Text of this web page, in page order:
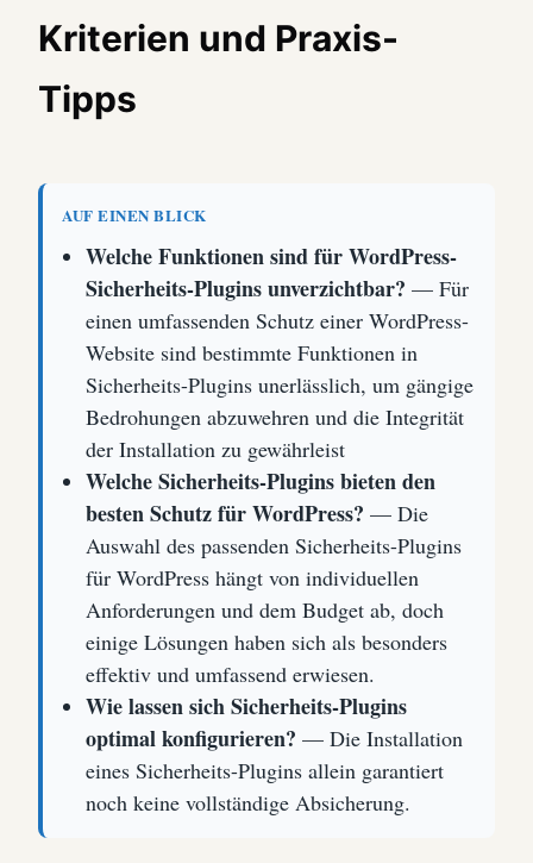
Kriterien und Praxis-
Tipps
AUF EINEN BLICK
Welche Funktionen sind für WordPress-
Sicherheits-Plugins unverzichtbar? — Für
einen umfassenden Schutz einer WordPress-
Website sind bestimmte Funktionen in
Sicherheits-Plugins unerlässlich, um gängige
Bedrohungen abzuwehren und die Integrität
der Installation zu gewährleist
Welche Sicherheits-Plugins bieten den
besten Schutz für WordPress? — Die
Auswahl des passenden Sicherheits-Plugins
für WordPress hängt von individuellen
Anforderungen und dem Budget ab, doch
einige Lösungen haben sich als besonders
effektiv und umfassend erwiesen.
Wie lassen sich Sicherheits-Plugins
optimal konfigurieren? — Die Installation
eines Sicherheits-Plugins allein garantiert
noch keine vollständige Absicherung.